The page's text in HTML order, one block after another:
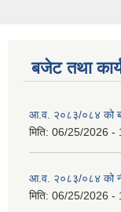
बजेट तथा
आ.व. २०८३/०८४ को
मिति: 06/25/2026 -
आ.व. २०८३/०८४ को
मिति: 06/25/2026 -